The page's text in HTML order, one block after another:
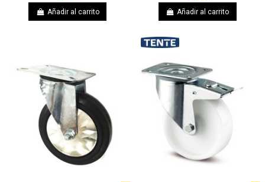
Añadir al carrito Añadir al carrito